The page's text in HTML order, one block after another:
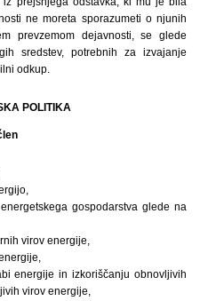
ne moreta sporazumeti o njunih
prevzemom dejavnosti, se glede
sredstev, potrebnih za izvajanje
odkup.
POLITIKA
gospodarstva glede na
virov energije,
energije in izkoriščanju obnovljivih
virov energije,